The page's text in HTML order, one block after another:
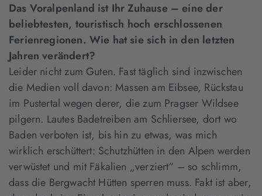
Das Voralpenland ist Ihr Zuhause – eine der
beliebtesten, touristisch hoch erschlossenen
Ferienregionen. Wie hat sie sich in den letzten
Jahren verändert?
Leider nicht zum Guten. Fast täglich sind inzwischen
die Medien voll davon: Massen am Eibsee, Rückstau
im Pustertal wegen derer, die zum Pragser Wildsee
pilgern. Lautes Badetreiben am Schliersee, dort wo
Baden verboten ist, bis hin zu etwas, was mich
wirklich erschüttert: Schutzhütten in den Alpen werden
verwüstet und mit Fäkalien „verziert“ – so schlimm,
dass die Bergwacht Hütten sperren muss. Fakt ist aber,